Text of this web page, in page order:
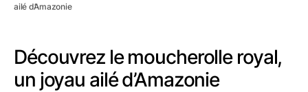
ailé d’Amazonie
Découvrez le moucherolle royal,
un joyau ailé d’Amazonie